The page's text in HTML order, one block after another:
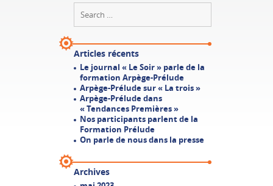
Articles récents
Le journal « Le Soir » parle de la
formation Arpège-Prélude
Arpège-Prélude sur « La trois »
Arpège-Prélude dans
« Tendances Premières »
Nos participants parlent de la
Formation Prélude
On parle de nous dans la presse
Archives